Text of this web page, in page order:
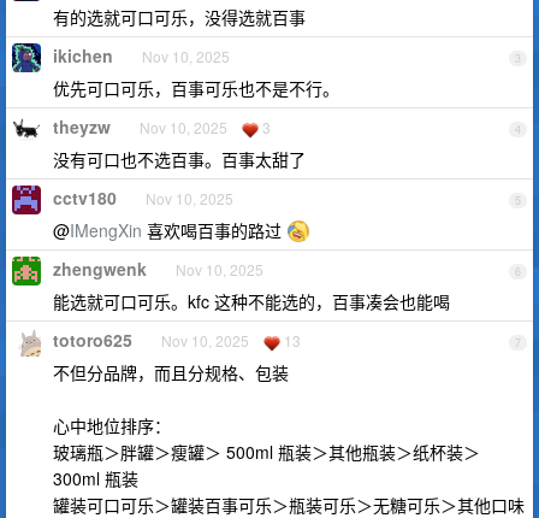
有的选就可口可乐，没得选就百事
3
ikichen Nov 10, 2025
优先可口可乐，百事可乐也不是不行。
4
theyzw Nov 10, 2025 3
没有可口也不选百事。百事太甜了
5
cctv180 Nov 10, 2025
@IMengXin 喜欢喝百事的路过
6
zhengwenk Nov 10, 2025
能选就可口可乐。kfc 这种不能选的，百事凑会也能喝
7
totoro625 Nov 10, 2025 13
不但分品牌，而且分规格、包装
心中地位排序：
玻璃瓶＞胖罐＞瘦罐＞ 500ml 瓶装＞其他瓶装＞纸杯装＞
300ml 瓶装
罐装可口可乐＞罐装百事可乐＞瓶装可乐＞无糖可乐＞其他口味